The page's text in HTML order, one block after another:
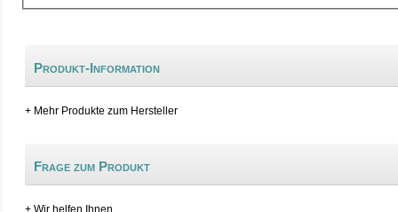
Produkt-Information
+ Mehr Produkte zum Hersteller
Frage zum Produkt
+ Wir helfen Ihnen